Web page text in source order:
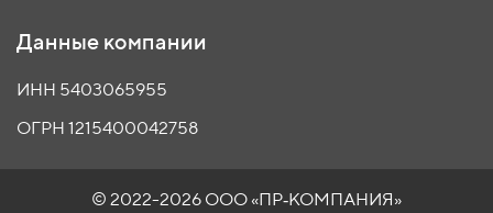
Данные компании
ИНН 5403065955
ОГРН 1215400042758
© 2022-2026 ООО «ПР‑КОМПАНИЯ»